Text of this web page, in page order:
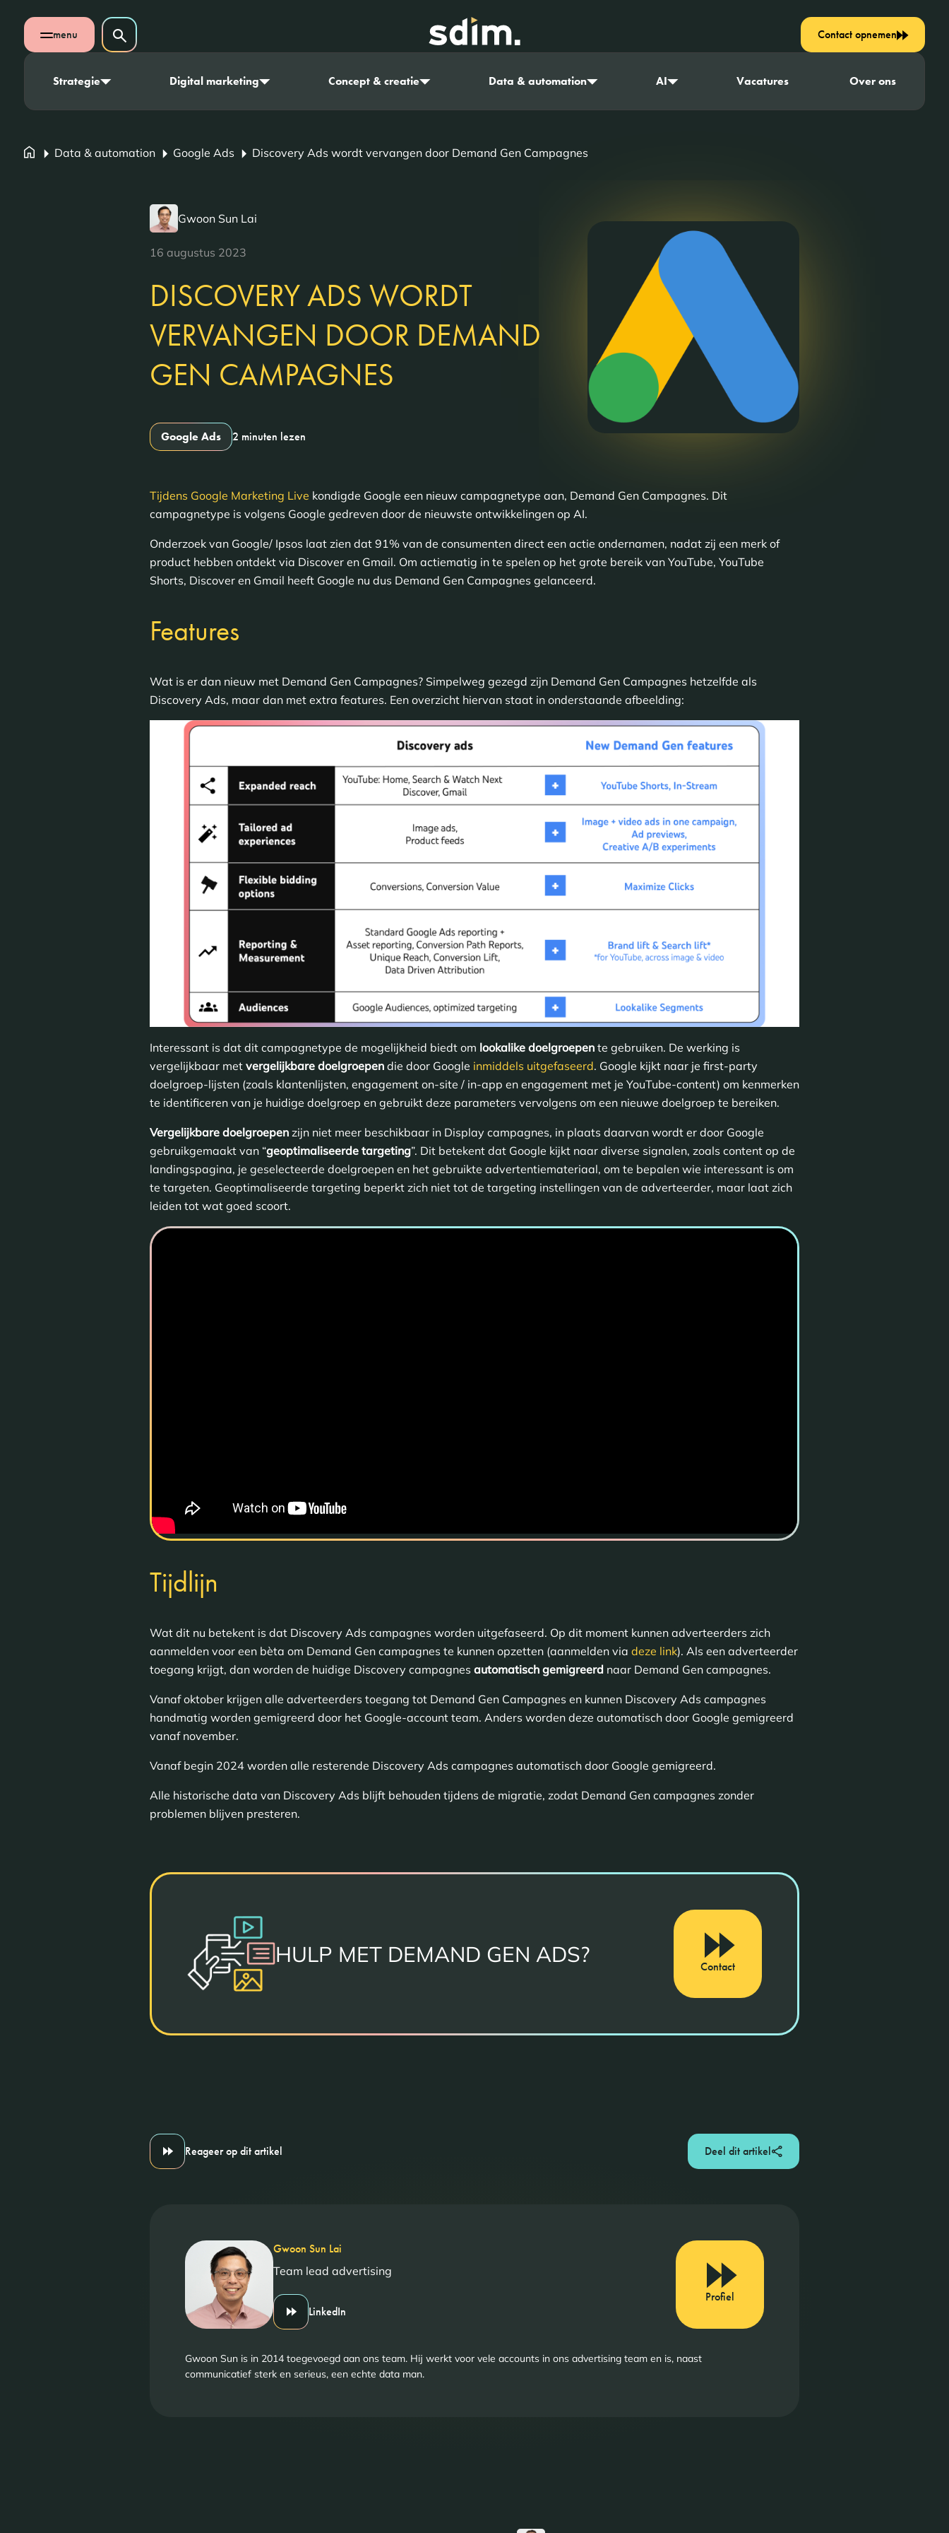
Navigatie overslaan
Open mobiel menu
menu Zoeken op website
Zoeken
Strategie Digital marketing Concept & creatie Data & automation AI Vacatures Over ons
Contact opnemen
Data & automation Google Ads Discovery Ads wordt vervangen door Demand Gen Campagnes
Gwoon Sun Lai
16 augustus 2023
DISCOVERY ADS WORDT
VERVANGEN DOOR DEMAND
GEN CAMPAGNES
Google Ads 2 minuten lezen
Tijdens Google Marketing Live kondigde Google een nieuw campagnetype aan, Demand Gen Campagnes. Dit
campagnetype is volgens Google gedreven door de nieuwste ontwikkelingen op AI.
Onderzoek van Google/ Ipsos laat zien dat 91% van de consumenten direct een actie ondernamen, nadat zij een merk of
product hebben ontdekt via Discover en Gmail. Om actiematig in te spelen op het grote bereik van YouTube, YouTube
Shorts, Discover en Gmail heeft Google nu dus Demand Gen Campagnes gelanceerd.
Features
Wat is er dan nieuw met Demand Gen Campagnes? Simpelweg gezegd zijn Demand Gen Campagnes hetzelfde als
Discovery Ads, maar dan met extra features. Een overzicht hiervan staat in onderstaande afbeelding:
Interessant is dat dit campagnetype de mogelijkheid biedt om lookalike doelgroepen te gebruiken. De werking is
vergelijkbaar met vergelijkbare doelgroependie door Google inmiddels uitgefaseerd. Google kijkt naar je first-party
doelgroep-lijsten (zoals klantenlijsten, engagement on-site / in-app en engagement met je YouTube-content) om kenmerken
te identificeren van je huidige doelgroep en gebruikt deze parameters vervolgens om een nieuwe doelgroep te bereiken.
Vergelijkbare doelgroepenzijn niet meer beschikbaar in Display campagnes, in plaats daarvan wordt er door Google
gebruikgemaakt van “geoptimaliseerde targeting”. Dit betekent dat Google kijkt naar diverse signalen, zoals content op de
landingspagina, je geselecteerde doelgroepen en het gebruikte advertentiemateriaal, om te bepalen wie interessant is om
te targeten. Geoptimaliseerde targeting beperkt zich niet tot de targeting instellingen van de adverteerder, maar laat zich
leiden tot wat goed scoort.
Tijdlijn
Wat dit nu betekent is dat Discovery Ads campagnes worden uitgefaseerd. Op dit moment kunnen adverteerders zich
aanmelden voor een bèta om Demand Gen campagnes te kunnen opzetten (aanmelden via deze link). Als een adverteerder
toegang krijgt, dan worden de huidige Discovery campagnes automatisch gemigreerd naar Demand Gen campagnes.
Vanaf oktober krijgen alle adverteerders toegang tot Demand Gen Campagnes en kunnen Discovery Ads campagnes
handmatig worden gemigreerd door het Google-account team. Anders worden deze automatisch door Google gemigreerd
vanaf november.
Vanaf begin 2024 worden alle resterende Discovery Ads campagnes automatisch door Google gemigreerd.
Alle historische data van Discovery Ads blijft behouden tijdens de migratie, zodat Demand Gen campagnes zonder
problemen blijven presteren.
HULP MET DEMAND GEN ADS? Contact
Reageer op dit artikel Deel dit artikel
Gwoon Sun Lai
Team lead advertising
LinkedIn
Profiel
Gwoon Sun is in 2014 toegevoegd aan ons team. Hij werkt voor vele accounts in ons advertising team en is, naast
communicatief sterk en serieus, een echte data man.